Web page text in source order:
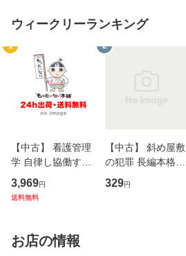
ウィークリーランキング
1
【中古】 看護管理
学 自律し協働する
専門職の看護マネ
ジメントスキル 改
恵 藤本幸三 / 南江
堂 [単行
3,969円
送料無料
2
【中古】 斜め屋敷
の犯罪 長編本格推
理小説 (光文社文
庫) / 島田荘司 / 光
329円
お店の情報